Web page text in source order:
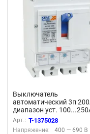
Выключатель
автоматический 3п
диапазон уст.
40кА OptiMat D250N-
TM200-УХЛ3 КЭАЗ
Арт.: T-1375028
Напряжение:
400 — 690 В